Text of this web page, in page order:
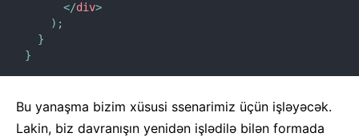
</div>
) ;
}
}
Bu yanaşma bizim xüsusi ssenarimiz üçün işləyəcək.
Lakin, biz davranışın yenidən işlədilə bilən formada